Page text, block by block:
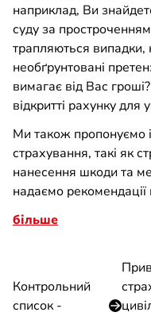
наприклад, Ви
суду за
трапляються
необґрунтовані
вимагає від Вас
відкритті рахунку для
Ми також пропонуємо
страхування, такі як
нанесення шкоди та
надаємо
більше
Контрольний
список -